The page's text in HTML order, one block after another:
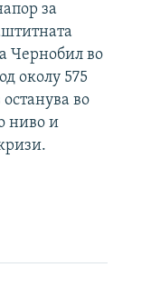
за
Чернобил во
околу 575
во
ниво и